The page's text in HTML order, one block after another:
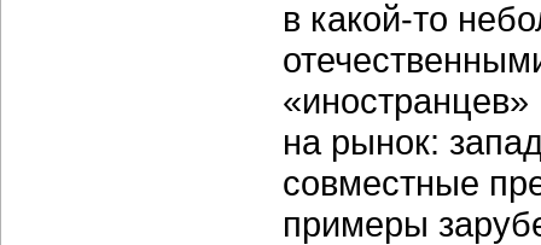
в какой-то
на рынок:
совместные
примеры